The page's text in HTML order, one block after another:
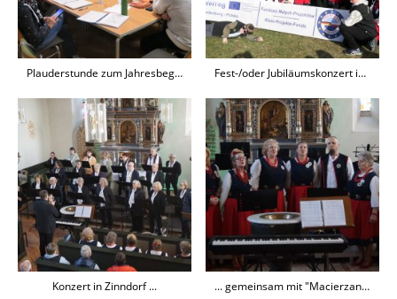
Plauderstunde zum Jahresbeginn Fest-/oder Jubiläumskonzert in Zinndorf
Konzert in Zinndorf ... ... gemeinsam mit "Macierzanka" aus Zwierzyn